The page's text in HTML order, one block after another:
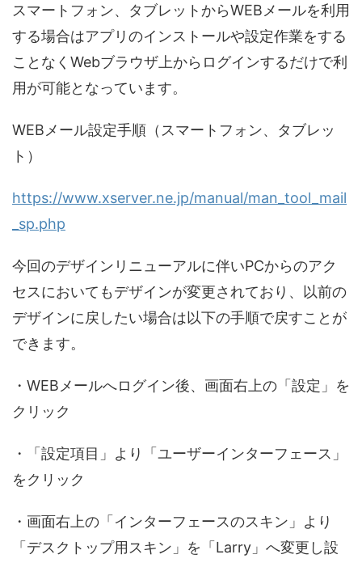
スマートフォン、タブレットからWEBメールを利用
する場合はアプリのインストールや設定作業をする
ことなくWebブラウザ上からログインするだけで利
用が可能となっています。
WEBメール設定手順（スマートフォン、タブレッ
ト）
https://www.xserver.ne.jp/manual/man_tool_mail
_sp.php
今回のデザインリニューアルに伴いPCからのアク
セスにおいてもデザインが変更されており、以前の
デザインに戻したい場合は以下の手順で戻すことが
できます。
・WEBメールへログイン後、画面右上の「設定」を
クリック
・「設定項目」より「ユーザーインターフェース」
をクリック
・画面右上の「インターフェースのスキン」より
「デスクトップ用スキン」を「Larry」へ変更し設